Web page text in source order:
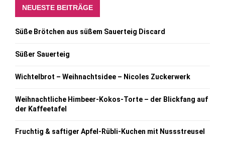
NEUESTE BEITRÄGE
Süße Brötchen aus süßem Sauerteig Discard
Süßer Sauerteig
Wichtelbrot – Weihnachtsidee – Nicoles Zuckerwerk
Weihnachtliche Himbeer-Kokos-Torte – der Blickfang auf
der Kaffeetafel
Fruchtig & saftiger Apfel-Rübli-Kuchen mit Nussstreusel